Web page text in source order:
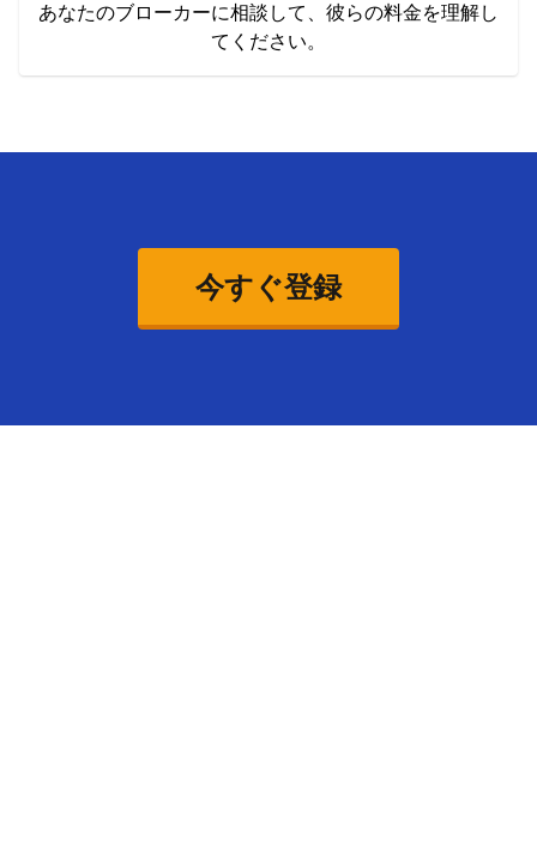
あなたのブローカーに相談して、彼らの料金を理解し
てください。
今すぐ登録